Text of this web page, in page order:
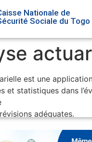
Nationale de
Sociale du Togo
est une
et statistiques dans
adéquates.